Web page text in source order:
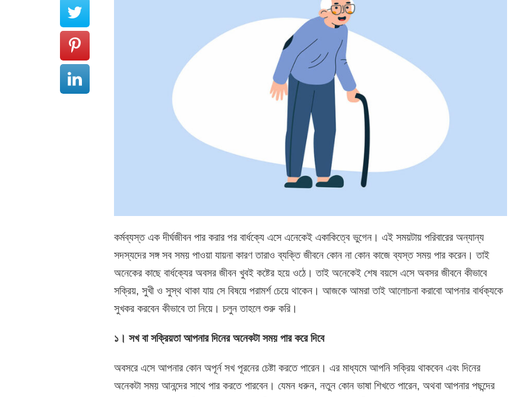
কর্মব্যস্ত এক দীর্ঘজীবন পার করার পর বার্ধক্যে এসে এনেকেই একাকিত্বে ভুগেন। এই সময়টায় পরিবারের অন্যান্য
সদস্যদের সঙ্গ সব সময় পাওয়া যায়না কারণ তারাও ব্যক্তি জীবনে কোন না কোন কাজে ব্যস্ত সময় পার করেন। তাই
অনেকের কাছে বার্ধক্যের অবসর জীবন খুবই কষ্টের হয়ে ওঠে। তাই অনেকেই শেষ বয়সে এসে অবসর জীবনে কীভাবে
সক্রিয়, সুখী ও সুস্থ থাকা যায় সে বিষয়ে পরামর্শ চেয়ে থাকেন। আজকে আমরা তাই আলোচনা করাবো আপনার বার্ধক্যকে
সুখকর করবেন কীভাবে তা নিয়ে। চলুন তাহলে শুরু করি।
১। সখ বা সক্রিয়তা আপনার দিনের অনেকটা সময় পার করে দিবে
অবসরে এসে আপনার কোন অপূর্ন সখ পূরনের চেষ্টা করতে পারেন। এর মাধ্যমে আপনি সক্রিয় থাকবেন এবং দিনের
অনেকটা সময় আনন্দের সাথে পার করতে পারবেন। যেমন ধরুন, নতুন কোন ভাষা শিখতে পারেন, অথবা আপনার পছন্দের